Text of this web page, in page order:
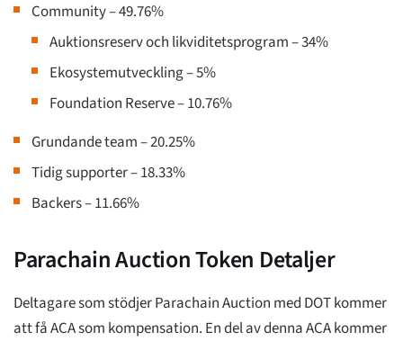
Community – 49.76%
Auktionsreserv och likviditetsprogram – 34%
Ekosystemutveckling – 5%
Foundation Reserve – 10.76%
Grundande team – 20.25%
Tidig supporter – 18.33%
Backers – 11.66%
Parachain Auction Token Detaljer
Deltagare som stödjer Parachain Auction med DOT kommer
att få ACA som kompensation. En del av denna ACA kommer